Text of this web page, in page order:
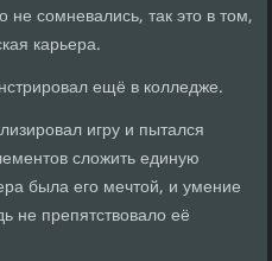
сомневались, так это в том,
карьера.
ещё в колледже.
игру и пытался
сложить единую
была его мечтой, и умение
не препятствовало её